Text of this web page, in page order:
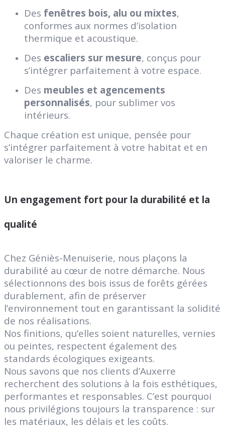
Des fenêtres bois, alu ou mixtes,
conformes aux normes d’isolation
thermique et acoustique.
Des escaliers sur mesure, conçus pour
s’intégrer parfaitement à votre espace.
Des meubles et agencements
personnalisés, pour sublimer vos
intérieurs.
Chaque création est unique, pensée pour
s’intégrer parfaitement à votre habitat et en
valoriser le charme.
Un engagement fort pour la durabilité et la
qualité
Chez Géniès-Menuiserie, nous plaçons la
durabilité au cœur de notre démarche. Nous
sélectionnons des bois issus de forêts gérées
durablement, afin de préserver
l’environnement tout en garantissant la solidité
de nos réalisations.
Nos finitions, qu’elles soient naturelles, vernies
ou peintes, respectent également des
standards écologiques exigeants.
Nous savons que nos clients d’Auxerre
recherchent des solutions à la fois esthétiques,
performantes et responsables. C’est pourquoi
nous privilégions toujours la transparence : sur
les matériaux, les délais et les coûts.